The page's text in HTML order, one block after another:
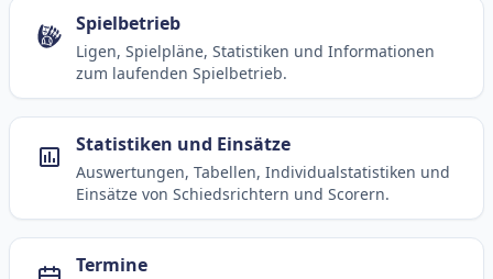
Spielbetrieb
Ligen, Spielpläne, Statistiken und Informationen
zum laufenden Spielbetrieb.
Statistiken und Einsätze
Auswertungen, Tabellen, Individualstatistiken und
Einsätze von Schiedsrichtern und Scorern.
Termine